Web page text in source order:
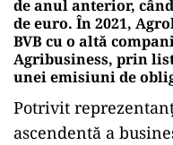
de anul anterior,
de euro. În 2021,
BVB cu o altă
Agribusiness, prin
unei emisiuni de
Potrivit
ascendentă a